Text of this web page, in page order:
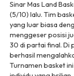
Sinar Mas Land
(5/10) lalu. Tim
yang luar biasa
menggeser posisi
30 di partai final. Di
berhasil
Turnamen basket